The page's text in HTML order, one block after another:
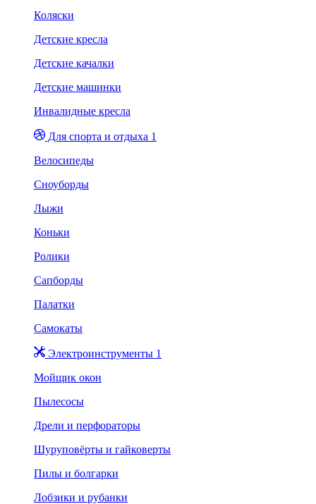
Коляски
Детские кресла
Детские качалки
Детские машинки
Инвалидные кресла
Для спорта и отдыха 1
Велосипеды
Сноуборды
Лыжи
Коньки
Ролики
Сапборды
Палатки
Самокаты
Электроинструменты 1
Мойщик окон
Пылесосы
Дрели и перфораторы
Шуруповёрты и гайковерты
Пилы и болгарки
Лобзики и рубанки